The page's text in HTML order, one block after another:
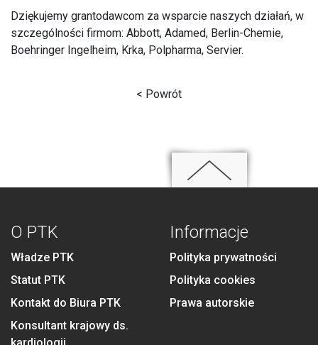
Dziękujemy grantodawcom za wsparcie naszych działań, w
szczególności firmom: Abbott, Adamed, Berlin-Chemie,
Boehringer Ingelheim, Krka, Polpharma, Servier.
< Powrót
O PTK
Władze PTK
Statut PTK
Kontakt do Biura PTK
Konsultant krajowy ds.
Informacje
Polityka prywatności
Polityka cookies
Prawa autorskie